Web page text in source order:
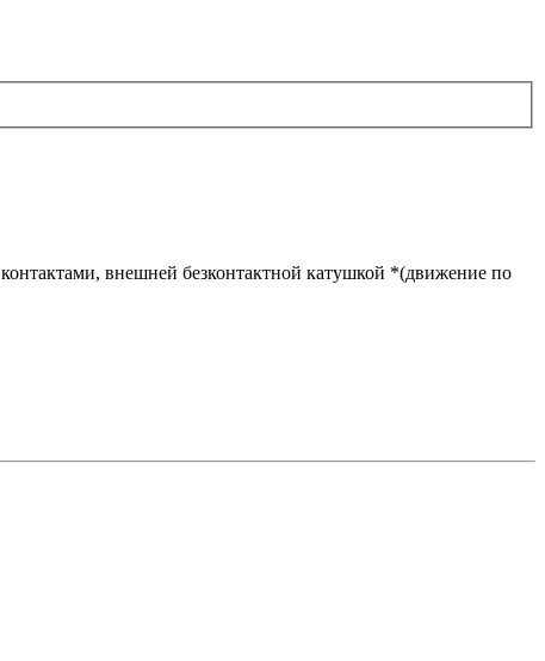
внешней безконтактной катушкой *(движение по